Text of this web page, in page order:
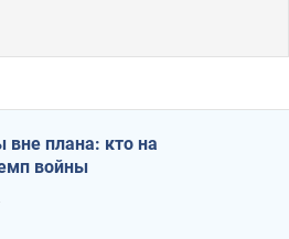
вне плана: кто на
войны